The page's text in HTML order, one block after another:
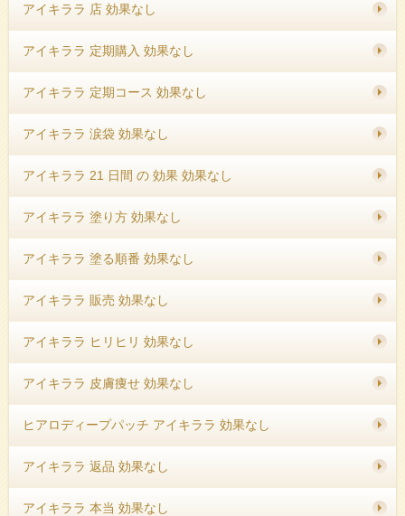
アイキララ 店 効果なし
アイキララ 定期購入 効果なし
アイキララ 定期コース 効果なし
アイキララ 涙袋 効果なし
アイキララ 21 日間 の 効果 効果なし
アイキララ 塗り方 効果なし
アイキララ 塗る順番 効果なし
アイキララ 販売 効果なし
アイキララ ヒリヒリ 効果なし
アイキララ 皮膚痩せ 効果なし
ヒアロディープパッチ アイキララ 効果なし
アイキララ 返品 効果なし
アイキララ 本当 効果なし